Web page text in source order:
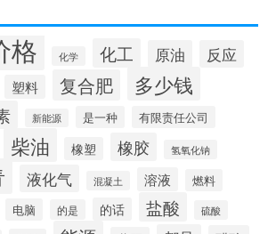
格 化学 化工 原油 反应
塑料 复合肥 多少钱
新能源 是一种 有限责任公司
柴油 橡塑 橡胶 氢氧化钠
液化气 混凝土 溶液 燃料
电脑 的是 的话 盐酸 硫酸